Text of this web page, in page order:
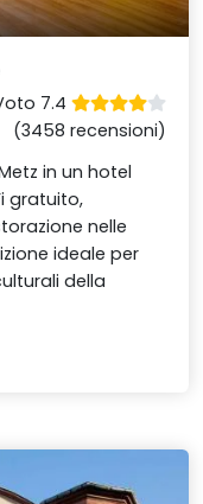
7.4
(3458 recensioni)
in un hotel
gratuito,
nelle
ideale per
della